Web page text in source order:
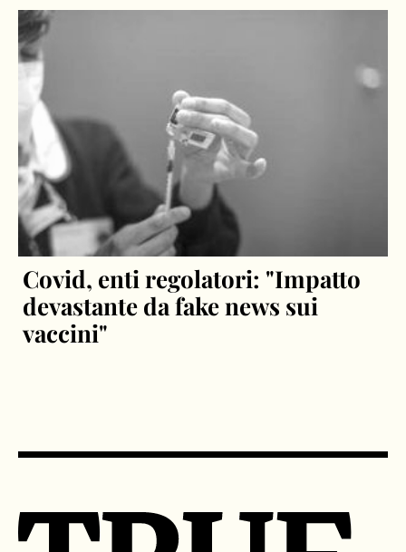
Covid, enti regolatori: "Impatto
devastante da fake news sui
vaccini"